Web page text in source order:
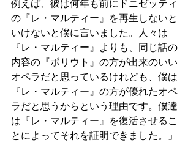
例えば、彼は何年も前にドニゼッティ
の『レ・マルティー』を再生しないと
いけないと僕に言いました。人々は
『レ・マルティー』よりも、同じ話の
内容の『ポリウト』の方が出来のいい
オペラだと思っているけれども、僕は
『レ・マルティー』の方が優れたオペ
ラだと思うからという理由です。僕達
は『レ・マルティー』を復活させるこ
とによってそれを証明できました。」